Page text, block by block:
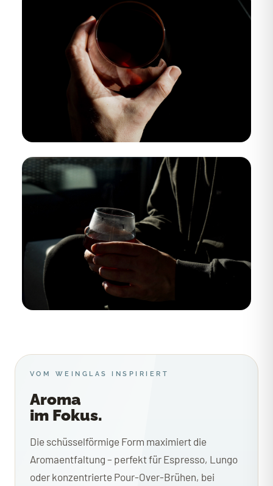
VOM WEINGLAS INSPIRIERT
Aroma
im Fokus.
Die schüsselförmige Form maximiert die
Aromaentfaltung – perfekt für Espresso, Lungo
oder konzentrierte Pour-Over-Brühen, bei